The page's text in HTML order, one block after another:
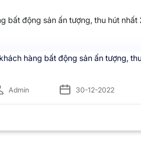
bất động sản ấn tượng, thu hút nhất
Admin 30-12-2022